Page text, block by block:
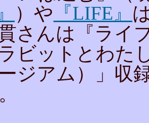
）や 『LIFE』
さんは『ライ
ビットとわた
ージアム）」収